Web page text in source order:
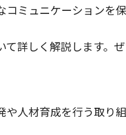
ミュニケーションを保
詳しく解説します。ぜ
人材育成を行う取り組